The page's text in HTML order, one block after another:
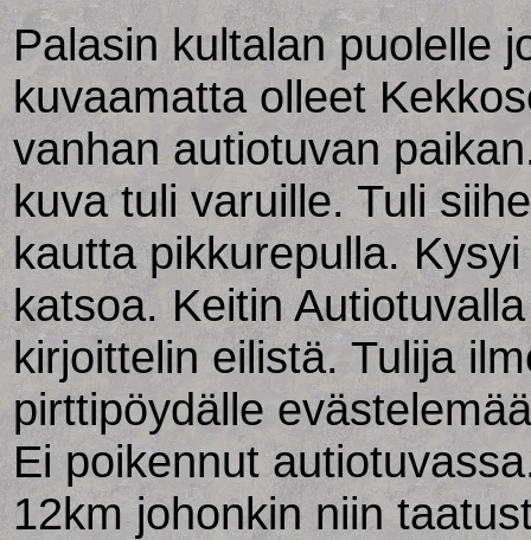
Palasin kultalan puolelle
kuvaamatta olleet
vanhan autiotuvan
kuva tuli varuille. Tuli
kautta pikkurepulla.
katsoa. Keitin
kirjoittelin eilistä. Tulija
pirttipöydälle
Ei poikennut
12km johonkin niin